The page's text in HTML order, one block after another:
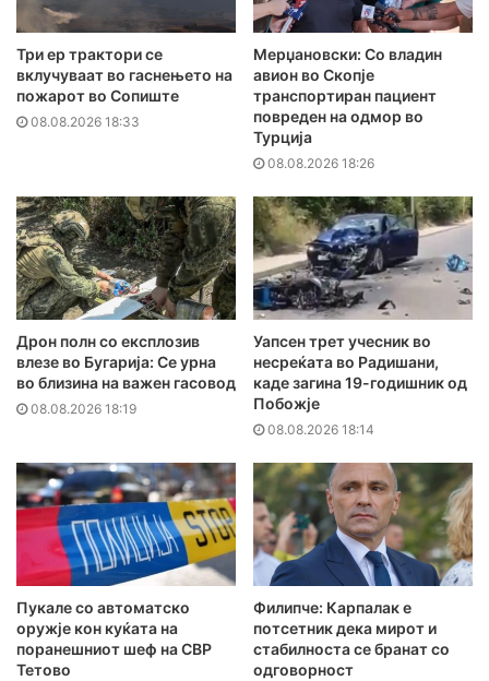
Три ер трактори се
вклучуваат во гаснењето на
пожарот во Сопиште
08.08.2026 18:33
Мерџановски: Со владин
авион во Скопје
транспортиран пациент
повреден на одмор во
Турција
08.08.2026 18:26
Дрон полн со експлозив
влезе во Бугарија: Се урна
во близина на важен гасовод
08.08.2026 18:19
Уапсен трет учесник во
несреќата во Радишани,
каде загина 19-годишник од
Побожје
08.08.2026 18:14
Пукале со автоматско
оружје кон куќата на
поранешниот шеф на СВР
Тетово
Филипче: Карпалак е
потсетник дека мирот и
стабилноста се бранат со
одговорност